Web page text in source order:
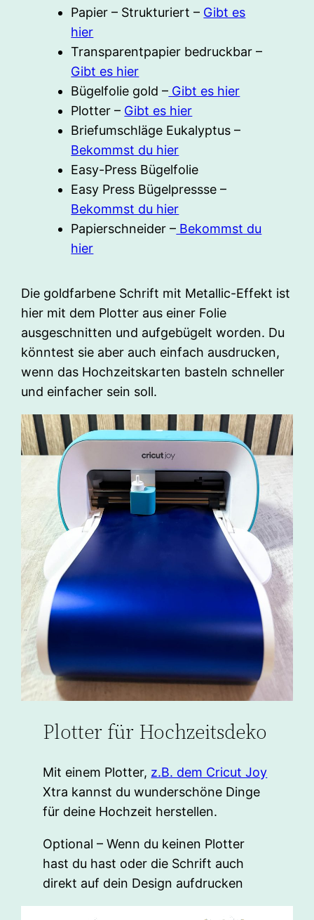
Papier – Strukturiert – Gibt es
hier
Transparentpapier bedruckbar –
Gibt es hier
Bügelfolie gold – Gibt es hier
Plotter – Gibt es hier
Briefumschläge Eukalyptus –
Bekommst du hier
Easy-Press Bügelfolie
Easy Press Bügelpressse –
Bekommst du hier
Papierschneider – Bekommst du
hier
Die goldfarbene Schrift mit Metallic-Effekt ist
hier mit dem Plotter aus einer Folie
ausgeschnitten und aufgebügelt worden. Du
könntest sie aber auch einfach ausdrucken,
wenn das Hochzeitskarten basteln schneller
und einfacher sein soll.
Plotter für Hochzeitsdeko
Mit einem Plotter, z.B. dem Cricut Joy
Xtra kannst du wunderschöne Dinge
für deine Hochzeit herstellen.
Optional – Wenn du keinen Plotter
hast du hast oder die Schrift auch
direkt auf dein Design aufdrucken